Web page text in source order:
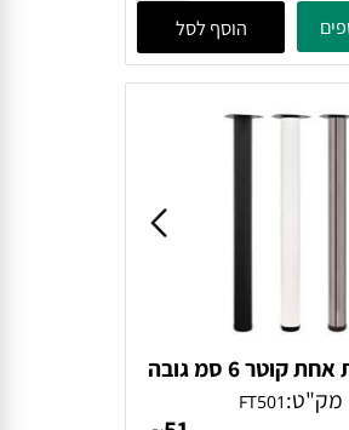
רגל סיכה (3 מוטות) לשולחן, קוטר
12 מ"מ, LG30
₪48